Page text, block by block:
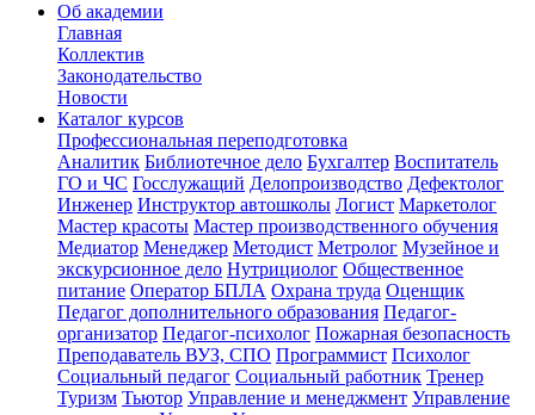
Об академии
Главная
Коллектив
Законодательство
Новости
Каталог курсов
Профессиональная переподготовка
Аналитик Библиотечное дело Бухгалтер Воспитатель
ГО и ЧС Госслужащий Делопроизводство Дефектолог
Инженер Инструктор автошколы Логист Маркетолог
Мастер красоты Мастер производственного обучения
Медиатор Менеджер Методист Метролог Музейное и
экскурсионное дело Нутрициолог Общественное
питание Оператор БПЛА Охрана труда Оценщик
Педагог дополнительного образования Педагог-
организатор Педагог-психолог Пожарная безопасность
Преподаватель ВУЗ, СПО Программист Психолог
Социальный педагог Социальный работник Тренер
Туризм Тьютор Управление и менеджмент Управление